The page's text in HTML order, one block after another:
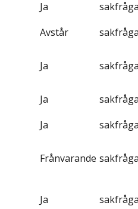
Ja
Avstår
Ja
Ja
Ja
Frånvarande
Ja